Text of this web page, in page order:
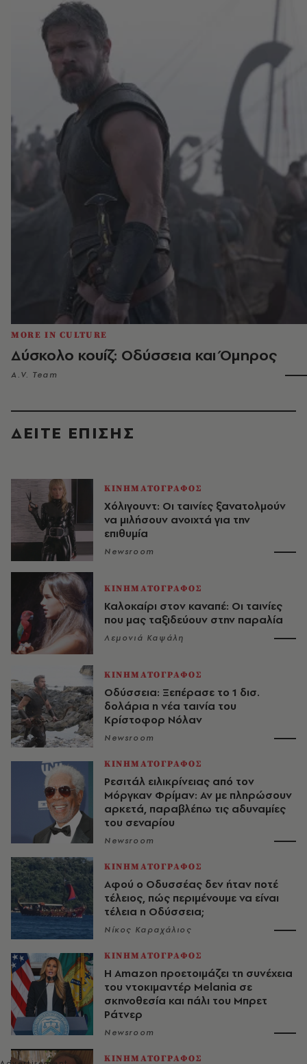
MORE IN CULTURE
Δύσκολο κουίζ: Οδύσσεια και Όμηρος
A.V. Team
ΔΕΙΤΕ ΕΠΙΣΗΣ
ΚΙΝΗΜΑΤΟΓΡΑΦΟΣ
Χόλιγουντ: Οι ταινίες ξανατολμούν
να μιλήσουν ανοιχτά για την
επιθυμία
Newsroom
ΚΙΝΗΜΑΤΟΓΡΑΦΟΣ
Καλοκαίρι στον καναπέ: Οι ταινίες
που μας ταξιδεύουν στην παραλία
Λεμονιά Καψάλη
ΚΙΝΗΜΑΤΟΓΡΑΦΟΣ
Οδύσσεια: Ξεπέρασε το 1 δισ.
δολάρια η νέα ταινία του
Κρίστοφορ Νόλαν
Newsroom
ΚΙΝΗΜΑΤΟΓΡΑΦΟΣ
Ρεσιτάλ ειλικρίνειας από τον
Μόργκαν Φρίμαν: Αν με πληρώσουν
αρκετά, παραβλέπω τις αδυναμίες
του σεναρίου
Newsroom
ΚΙΝΗΜΑΤΟΓΡΑΦΟΣ
Αφού ο Οδυσσέας δεν ήταν ποτέ
τέλειος, πώς περιμένουμε να είναι
τέλεια η Οδύσσεια;
Νίκος Καραχάλιος
ΚΙΝΗΜΑΤΟΓΡΑΦΟΣ
Η Amazon προετοιμάζει τη συνέχεια
του ντοκιμαντέρ Melania σε
σκηνοθεσία και πάλι του Μπρετ
Ράτνερ
Newsroom
ΚΙΝΗΜΑΤΟΓΡΑΦΟΣ